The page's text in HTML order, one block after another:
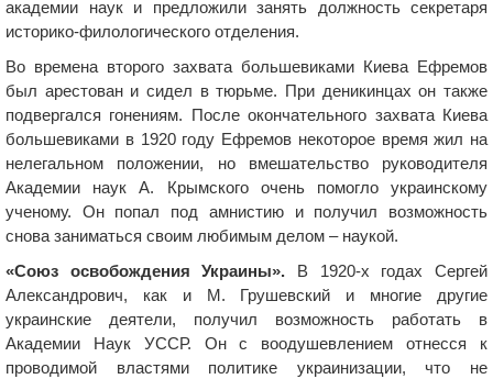
академии наук и предложили занять должность секретаря
историко-филологического отделения.
Во времена второго захвата большевиками Киева Ефремов
был арестован и сидел в тюрьме. При деникинцах он также
подвергался гонениям. После окончательного захвата Киева
большевиками в 1920 году Ефремов некоторое время жил на
нелегальном положении, но вмешательство руководителя
Академии наук А. Крымского очень помогло украинскому
ученому. Он попал под амнистию и получил возможность
снова заниматься своим любимым делом – наукой.
«Союз освобождения Украины». В 1920-х годах Сергей
Александрович, как и М. Грушевский и многие другие
украинские деятели, получил возможность работать в
Академии Наук УССР. Он с воодушевлением отнесся к
проводимой властями политике украинизации, что не